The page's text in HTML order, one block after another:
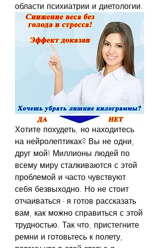
области психиатрии и диетологии.
Хотите похудеть, но находитесь
на нейролептиках? Вы не одни,
друг мой! Миллионы людей по
всему миру сталкиваются с этой
проблемой и часто чувствуют
себя безвыходно. Но не стоит
отчаиваться - я готов рассказать
вам, как можно справиться с этой
трудностью. Так что, пристегните
ремни и готовьтесь к полету,